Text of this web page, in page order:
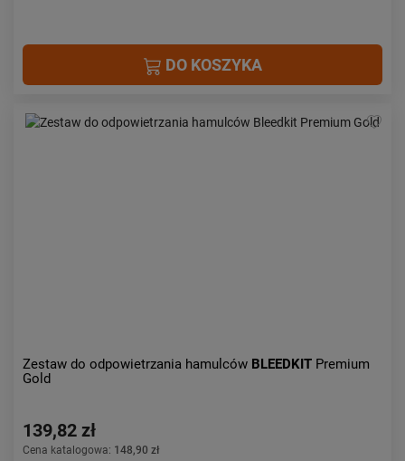
DO KOSZYKA
Zestaw do odpowietrzania hamulców BLEEDKIT Premium
Gold
139,82 zł
Cena katalogowa: 148,90 zł